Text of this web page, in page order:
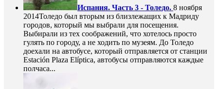
Испания. Часть 3 - Толедо. 8 ноября
2014Толедо был вторым из близлежащих к Мадриду
городов, который мы выбрали для посещения.
Выбирали из тех соображений, что хотелось просто
гулять по городу, а не ходить по музеям. До Толедо
доехали на автобусе, который отправляется от станции
Estación Plaza Elíptica, автобусы отправляются каждые
полчаса...